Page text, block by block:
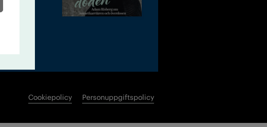
Cookiepolicy Personuppgiftspolicy